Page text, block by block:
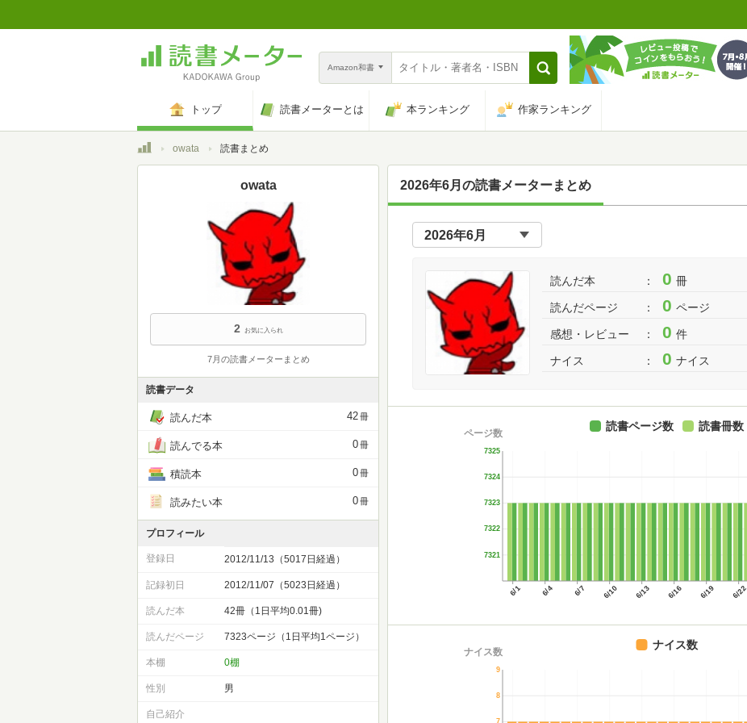
Amazon和書
トップ 読書メーターとは 本ランキング 作家ランキング
トップowata 読書まとめ
2026年6月の読書メーターまとめ
読んだ本 0 冊
読んだページ 0 ページ
感想・レビュー 0 件
ナイス 0 ナイス
6/1 6/4 6/7 6/10 6/13 6/16 6/19 6/22
7321
7322
7323
7324
7325
ページ数
読書ページ数 読書冊数
8
9
ナイス数
ナイス数
owata
2 お気に入られ
7月の読書メーターまとめ
読書データ
読んだ本 42冊
読んでる本 0冊
積読本 0冊
読みたい本 0冊
プロフィール
登録日 2012/11/13（5017日経過）
記録初日 2012/11/07（5023日経過）
読んだ本 42冊（1日平均0.01冊)
読んだページ 7323ページ（1日平均1ページ）
本棚 0棚
性別 男
自己紹介